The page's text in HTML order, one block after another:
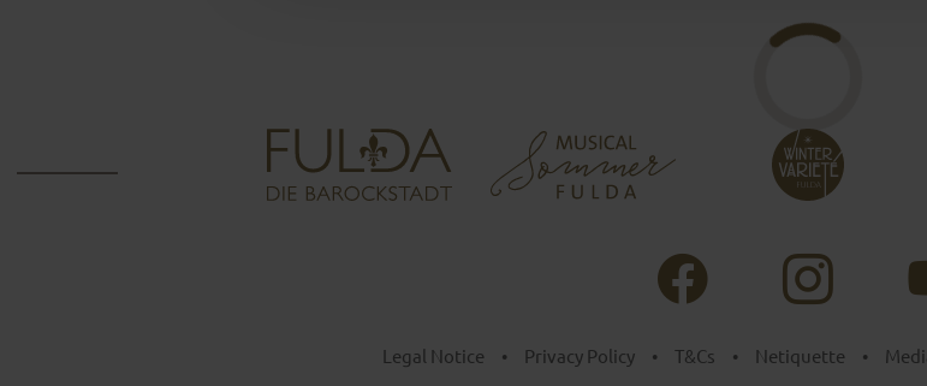
Legal Notice • Privacy Policy • T&Cs • Netiquette •